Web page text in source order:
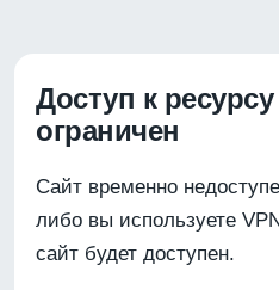
Доступ к
ограничен
Сайт временно
либо вы используете
сайт будет доступен.